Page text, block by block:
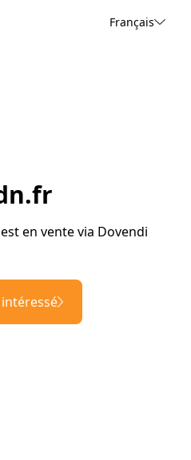
Français
en vente via Dovendi
intéressé